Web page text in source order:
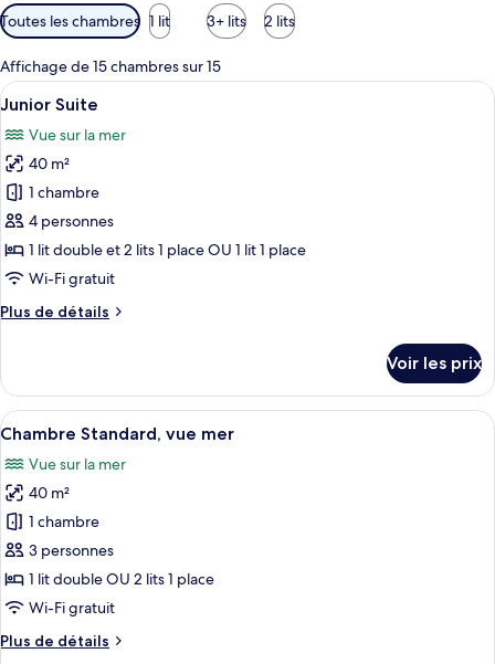
Filtres
disponibles
pour
les
chambres
Toutes les chambres 1 lit 3+ lits 2 lits
Affichage de 15 chambres sur 15
Afficher
toutes
les
photos
pour
ce
type
de
chambre :
Junior
Junior Suite | Literie de qualité
11
Junior Suite
Vue sur la mer
40 m²
1 chambre
4 personnes
1 lit double et 2 lits 1 place OU 1 lit 1 place
Wi-Fi gratuit
Plus de détails
Plus
le
type
de
Junior
Suite
Voir les prix
Afficher
toutes
les
photos
pour
ce
type
de
chambre :
Chambre
Une chambre d’hôtel avec un grand
25
Chambre Standard, vue mer
Vue sur la mer
40 m²
1 chambre
3 personnes
1 lit double OU 2 lits 1 place
Wi-Fi gratuit
Plus de détails
Plus